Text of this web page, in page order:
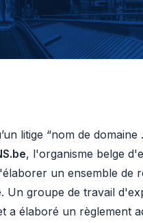
litige “nom de domaine
, l'organisme belge
un ensemble de
. Un groupe de travail
a élaboré un règlement